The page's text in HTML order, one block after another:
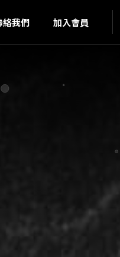
絡我們 加入會員